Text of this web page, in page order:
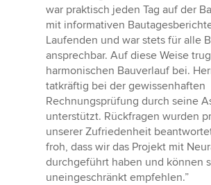
war praktisch jeden Tag auf der
mit informativen
Laufenden und war stets für alle
ansprechbar. Auf diese Weise
harmonischen Bauverlauf bei.
tatkräftig bei der gewissenhaften
Rechnungsprüfung durch seine
unterstützt. Rückfragen wurden
unserer Zufriedenheit
froh, dass wir das Projekt mit
durchgeführt haben und können
uneingeschränkt empfehlen.”